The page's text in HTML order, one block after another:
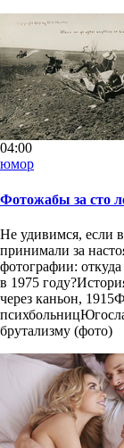
04:00
юмор
Фотожабы за сто
Не удивимся, если
принимали за
фотографии: откуда
в 1975
через каньон,
брутализму (фото)